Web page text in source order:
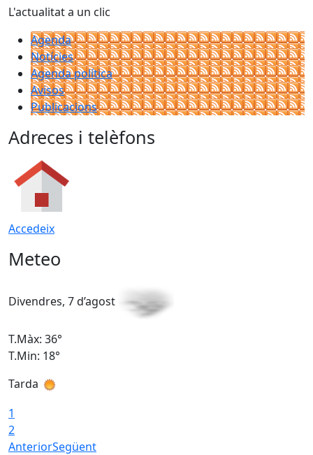
L'actualitat a un clic
Agenda
Notícies
Agenda política
Avisos
Publicacions
Adreces i telèfons
Accedeix
Meteo
Divendres, 7 d’agost
T.Màx: 36°
T.Min: 18°
Tarda
1
2
AnteriorSegüent